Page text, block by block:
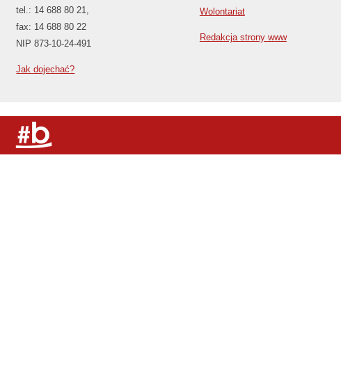
tel.: 14 688 80 21,
fax: 14 688 80 22
NIP 873-10-24-491
Jak dojechać?
Wolontariat
Redakcja strony www